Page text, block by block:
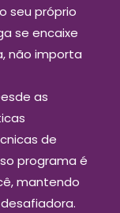
seu próprio
se encaixe
não importa
as
de
programa é
mantendo